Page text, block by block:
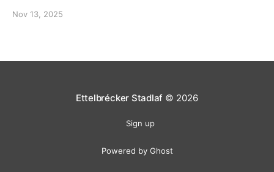
Nov 13, 2025
Ettelbrécker Stadlaf © 2026
Sign up
Powered by Ghost